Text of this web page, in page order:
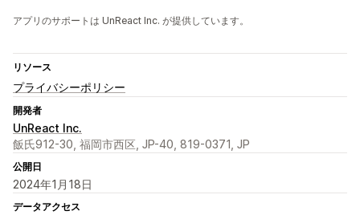
アプリのサポートは UnReact Inc. が提供しています。
リソース
プライバシーポリシー
開発者
UnReact Inc.
飯氏912-30, 福岡市西区, JP-40, 819-0371, JP
公開日
2024年1月18日
データアクセス